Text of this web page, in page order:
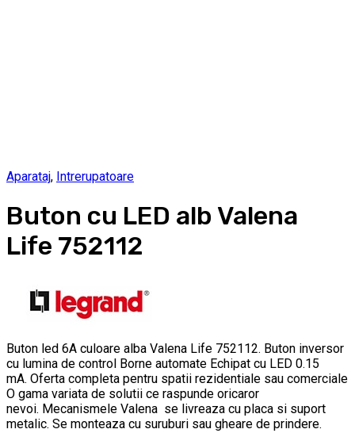
Aparataj, Intrerupatoare
Buton cu LED alb Valena
Life 752112
Buton led 6A culoare alba Valena Life 752112. Buton inversor
cu lumina de control Borne automate Echipat cu LED 0.15
mA. Oferta completa pentru spatii rezidentiale sau comerciale
O gama variata de solutii ce raspunde oricaror
nevoi. Mecanismele Valena se livreaza cu placa si suport
metalic. Se monteaza cu suruburi sau gheare de prindere.